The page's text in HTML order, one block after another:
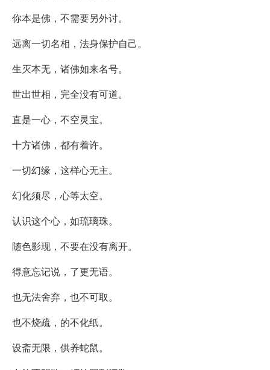
你本是佛，不需要另外讨。
远离一切名相，法身保护自己。
生灭本无，诸佛如来名号。
世出世相，完全没有可道。
直是一心，不空灵宝。
十方诸佛，都有着许。
一切幻缘，这样心无主。
幻化须尽，心等太空。
认识这个心，如琉璃珠。
随色影现，不要在没有离开。
得意忘记说，了更无语。
也无法舍弃，也不可取。
也不烧疏，的不化纸。
设斋无限，供养蛇鼠。